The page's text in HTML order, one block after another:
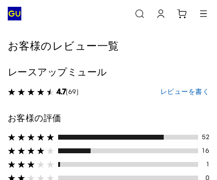
お客様のレビュー一覧
レースアップミュール
4.7(69) レビューを書く
お客様の評価
52
16
1
0